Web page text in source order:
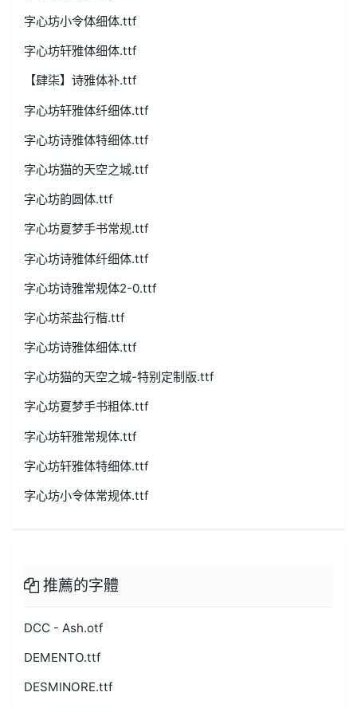
字心坊小令体细体.ttf
字心坊轩雅体细体.ttf
【肆柒】诗雅体补.ttf
字心坊轩雅体纤细体.ttf
字心坊诗雅体特细体.ttf
字心坊猫的天空之城.ttf
字心坊韵圆体.ttf
字心坊夏梦手书常规.ttf
字心坊诗雅体纤细体.ttf
字心坊诗雅常规体2-0.ttf
字心坊茶盐行楷.ttf
字心坊诗雅体细体.ttf
字心坊猫的天空之城-特别定制版.ttf
字心坊夏梦手书粗体.ttf
字心坊轩雅常规体.ttf
字心坊轩雅体特细体.ttf
字心坊小令体常规体.ttf
推薦的字體
DCC - Ash.otf
DEMENTO.ttf
DESMINORE.ttf